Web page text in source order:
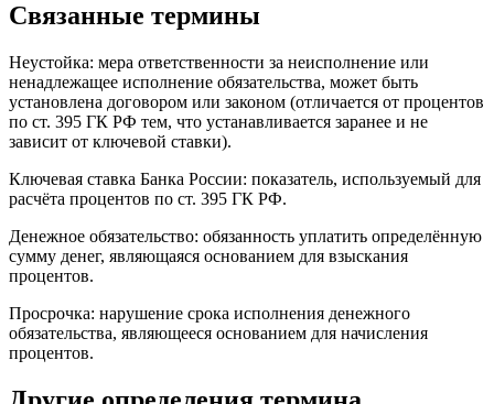
Связанные термины
Неустойка: мера ответственности за неисполнение или
ненадлежащее исполнение обязательства, может быть
установлена договором или законом (отличается от процентов
по ст. 395 ГК РФ тем, что устанавливается заранее и не
зависит от ключевой ставки).
Ключевая ставка Банка России: показатель, используемый для
расчёта процентов по ст. 395 ГК РФ.
Денежное обязательство: обязанность уплатить определённую
сумму денег, являющаяся основанием для взыскания
процентов.
Просрочка: нарушение срока исполнения денежного
обязательства, являющееся основанием для начисления
процентов.